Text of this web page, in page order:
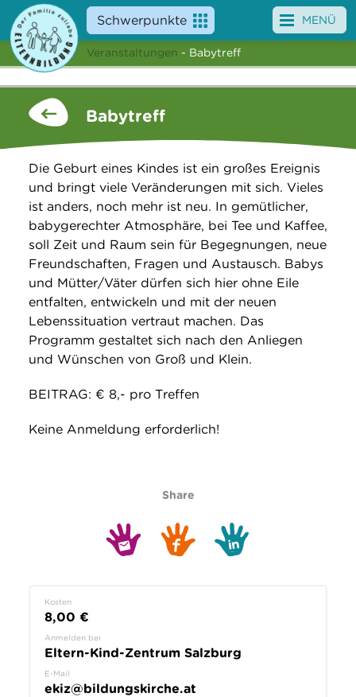
Schwerpunkte
Angebote
Veranstaltungen
Service
Über uns
Suche
MENÜ
Veranstaltungen - Babytreff
Babytreff
Die Geburt eines Kindes ist ein großes Ereignis
und bringt viele Veränderungen mit sich. Vieles
ist anders, noch mehr ist neu. In gemütlicher,
babygerechter Atmosphäre, bei Tee und Kaffee,
soll Zeit und Raum sein für Begegnungen, neue
Freundschaften, Fragen und Austausch. Babys
und Mütter/Väter dürfen sich hier ohne Eile
entfalten, entwickeln und mit der neuen
Lebenssituation vertraut machen. Das
Programm gestaltet sich nach den Anliegen
und Wünschen von Groß und Klein.
BEITRAG: € 8,- pro Treffen
Keine Anmeldung erforderlich!
Share
Kosten
8,00 €
Anmelden bei
Eltern-Kind-Zentrum Salzburg
E-Mail
ekiz@bildungskirche.at